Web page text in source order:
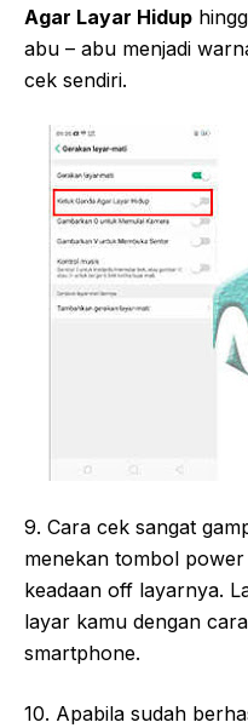
Agar Layar Hidup
abu – abu menjadi
cek sendiri.
9. Cara cek sangat
menekan tombol
keadaan off layarnya.
layar kamu dengan
smartphone.
10. Apabila sudah